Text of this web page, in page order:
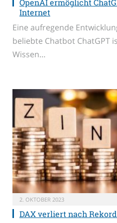
Internet
Eine aufregende
beliebte Chatbot ChatGPT
Wissen…
2. OKTOBER 2023
DAX verliert nach